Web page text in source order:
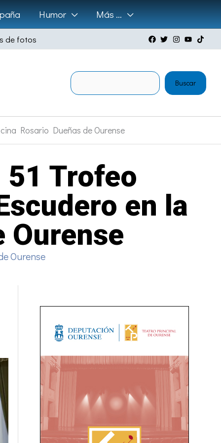
Humor Más …
de fotos
Buscar
Rosario Dueñas de Ourense
51 Trofeo
en la
Ourense
Ourense